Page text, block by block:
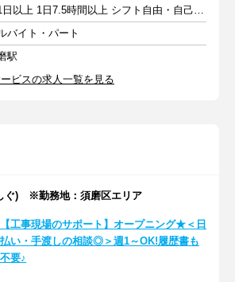
週1日以上 1日7.5時間以上 シフト自由・自己申告
バイト・パート
駅
ビスの求人一覧を見る
ぐ) ※勤務地：須磨区エリア
【工事現場のサポート】オープニング★＜日
払い・手渡しの相談◎＞週1～OK!履歴書も
不要♪